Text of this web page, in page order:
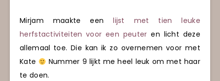
Mirjam maakte eenlijst met tien leuke
herfstactiviteiten voor een peuteren licht deze
allemaal toe. Die kan ik zo overnemen voor met
Kate
Nummer 9 lijkt me heel leuk om met haar
te doen.